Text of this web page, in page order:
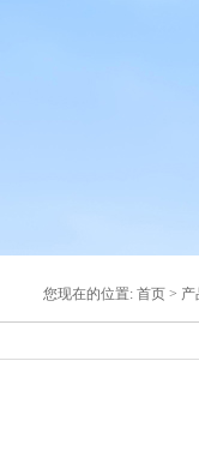
您现在的位置: 首页 > 产